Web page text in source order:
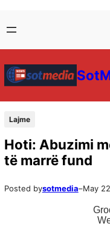
Lajme
Hoti: Abuzimi
të marrë fund
Posted bysotmedia–May